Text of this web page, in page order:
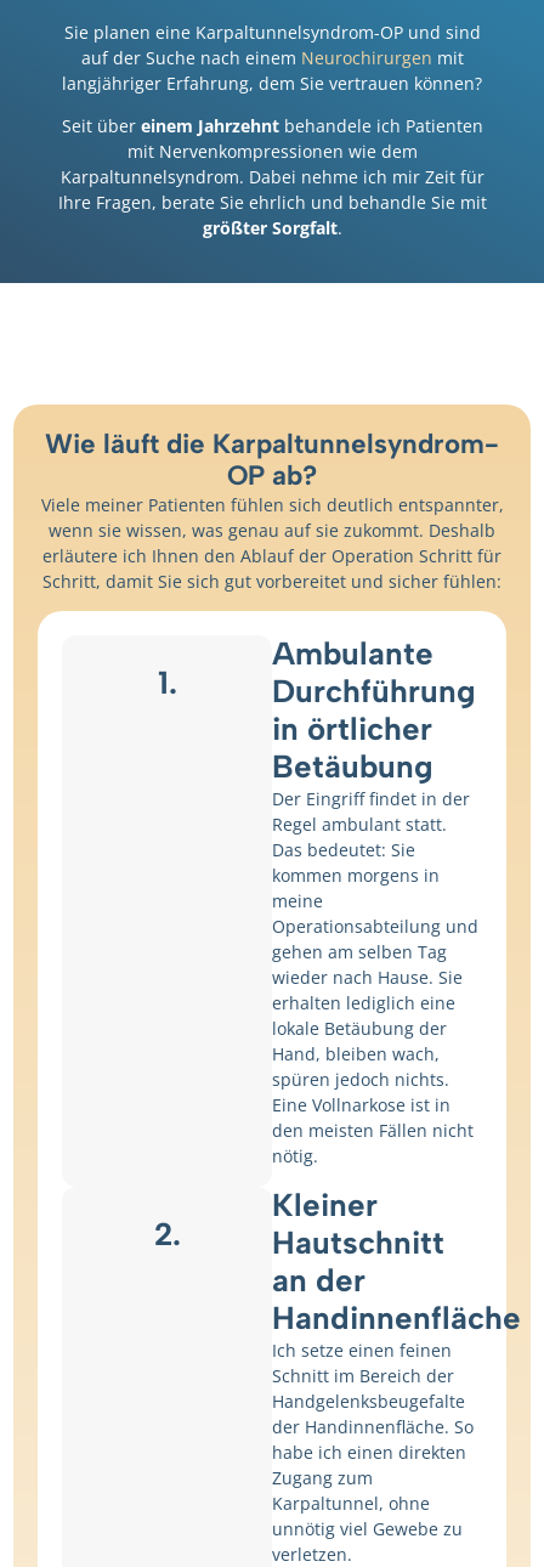
Sie planen eine Karpaltunnelsyndrom-OP und sind
auf der Suche nach einem Neurochirurgen mit
langjähriger Erfahrung, dem Sie vertrauen können?
Seit übereinem Jahrzehntbehandele ich Patienten
mit Nervenkompressionen wie dem
Karpaltunnelsyndrom. Dabei nehme ich mir Zeit für
Ihre Fragen, berate Sie ehrlich und behandle Sie mit
größter Sorgfalt.
Wie läuft die Karpaltunnelsyndrom-
OP ab?
Viele meiner Patienten fühlen sich deutlich entspannter,
wenn sie wissen, was genau auf sie zukommt. Deshalb
erläutere ich Ihnen den Ablauf der Operation Schritt für
Schritt, damit Sie sich gut vorbereitet und sicher fühlen:
1.
Ambulante
Durchführung
in örtlicher
Betäubung
Der Eingriff findet in der
Regel ambulant statt.
Das bedeutet: Sie
kommen morgens in
meine
Operationsabteilung und
gehen am selben Tag
wieder nach Hause. Sie
erhalten lediglich eine
lokale Betäubung der
Hand, bleiben wach,
spüren jedoch nichts.
Eine Vollnarkose ist in
den meisten Fällen nicht
nötig.
2.
Kleiner
Hautschnitt
an der
Handinnenfläche
Ich setze einen feinen
Schnitt im Bereich der
Handgelenksbeugefalte
der Handinnenfläche. So
habe ich einen direkten
Zugang zum
Karpaltunnel, ohne
unnötig viel Gewebe zu
verletzen.